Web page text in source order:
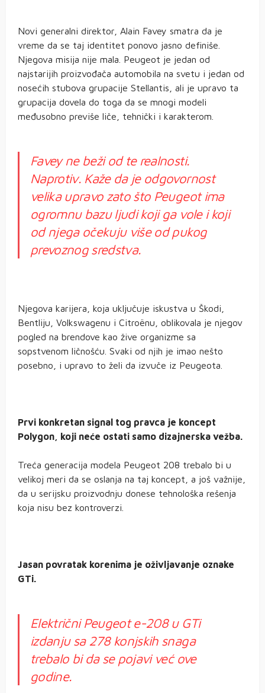
Novi generalni direktor, Alain Favey smatra da je
vreme da se taj identitet ponovo jasno definiše.
Njegova misija nije mala. Peugeot je jedan od
najstarijih proizvođača automobila na svetu i jedan od
nosećih stubova grupacije Stellantis, ali je upravo ta
grupacija dovela do toga da se mnogi modeli
međusobno previše liče, tehnički i karakterom.
Favey ne beži od te realnosti.
Naprotiv. Kaže da je odgovornost
velika upravo zato što Peugeot ima
ogromnu bazu ljudi koji ga vole i koji
od njega očekuju više od pukog
prevoznog sredstva.
Njegova karijera, koja uključuje iskustva u Škodi,
Bentliju, Volkswagenu i Citroënu, oblikovala je njegov
pogled na brendove kao žive organizme sa
sopstvenom ličnošću. Svaki od njih je imao nešto
posebno, i upravo to želi da izvuče iz Peugeota.
Prvi konkretan signal tog pravca je koncept
Polygon, koji neće ostati samo dizajnerska vežba.
Treća generacija modela Peugeot 208 trebalo bi u
velikoj meri da se oslanja na taj koncept, a još važnije,
da u serijsku proizvodnju donese tehnološka rešenja
koja nisu bez kontroverzi.
Jasan povratak korenima je oživljavanje oznake
GTi.
Električni Peugeot e-208 u GTi
izdanju sa 278 konjskih snaga
trebalo bi da se pojavi već ove
godine.